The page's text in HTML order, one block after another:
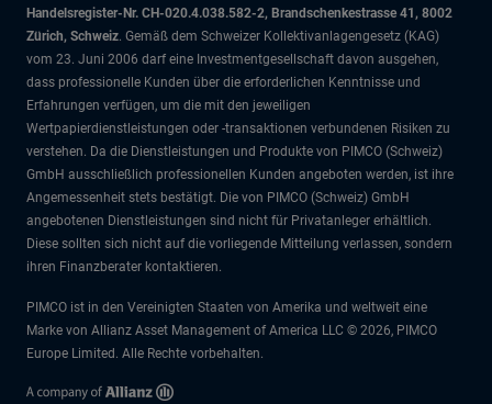
Handelsregister-Nr. CH-020.4.038.582-2, Brandschenkestrasse 41, 8002
Zürich, Schweiz. Gemäß dem Schweizer Kollektivanlagengesetz (KAG)
vom 23. Juni 2006 darf eine Investmentgesellschaft davon ausgehen,
dass professionelle Kunden über die erforderlichen Kenntnisse und
Erfahrungen verfügen, um die mit den jeweiligen
Wertpapierdienstleistungen oder -transaktionen verbundenen Risiken zu
verstehen. Da die Dienstleistungen und Produkte von PIMCO (Schweiz)
GmbH ausschließlich professionellen Kunden angeboten werden, ist ihre
Angemessenheit stets bestätigt. Die von PIMCO (Schweiz) GmbH
angebotenen Dienstleistungen sind nicht für Privatanleger erhältlich.
Diese sollten sich nicht auf die vorliegende Mitteilung verlassen, sondern
ihren Finanzberater kontaktieren.
PIMCO ist in den Vereinigten Staaten von Amerika und weltweit eine
Marke von Allianz Asset Management of America LLC © 2026, PIMCO
Europe Limited. Alle Rechte vorbehalten.